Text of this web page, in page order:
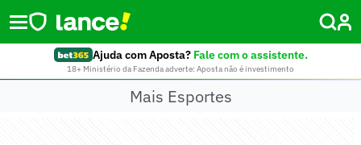
Ajuda com Aposta? Fale com o assistente.
18+ Ministério da Fazenda adverte: Aposta não é investimento
Mais Esportes